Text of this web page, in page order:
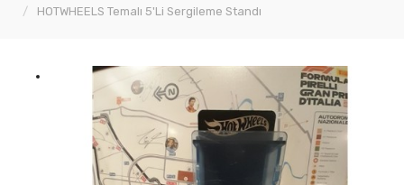
HOTWHEELS Temalı 5'li Sergileme Standı